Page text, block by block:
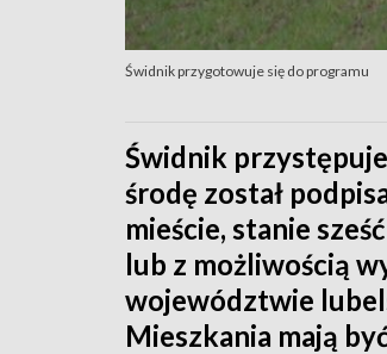
Świdnik przygotowuje się do programu
Świdnik
środę został
mieście, stanie
lub z możliwością
województwie
Mieszkania mają